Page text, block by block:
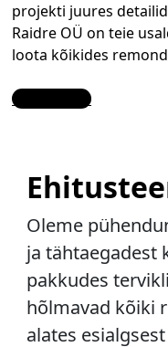
projekti juures
Raidre OÜ on teie
loota kõikides
Contact Us
Oleme
ja tähtaegadest
pakkudes
hõlmavad kõiki
alates